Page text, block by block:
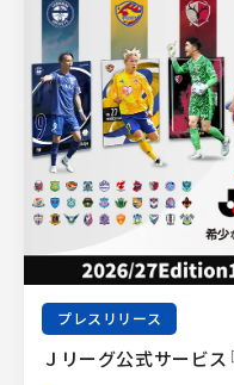
プレスリリース
Ｊリーグ公式サービ